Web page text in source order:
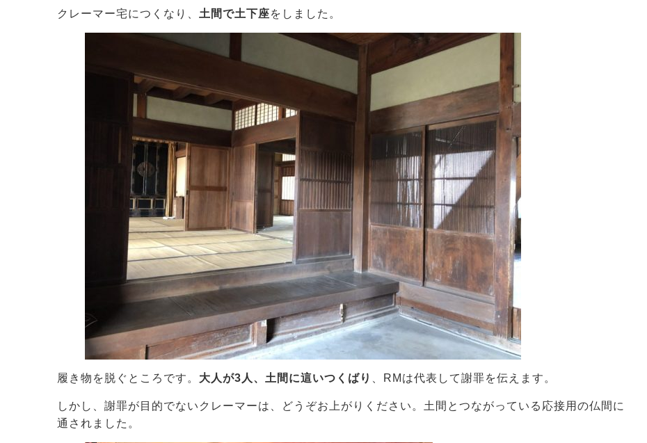
クレーマー宅につくなり、 土間で土下座をしました。
履き物を脱ぐところです。 大人が3人、土間に這いつくばり 、RMは代表して謝罪を伝えます。
しかし、謝罪が目的でないクレーマーは、どうぞお上がりください。土間とつながっている応接用の仏間に
通されました。